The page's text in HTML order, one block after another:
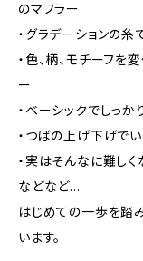
のマフラー
・グラデーションの
・色、柄、モチーフを
ー
・ベーシックでしっか
・つばの上げ下げで
・実はそんなに難し
などなど…
はじめての一歩を踏
います。